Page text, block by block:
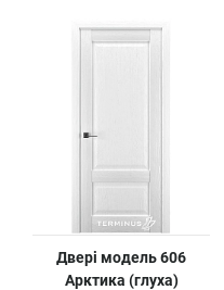
Двері модель 606
Арктика (глуха)